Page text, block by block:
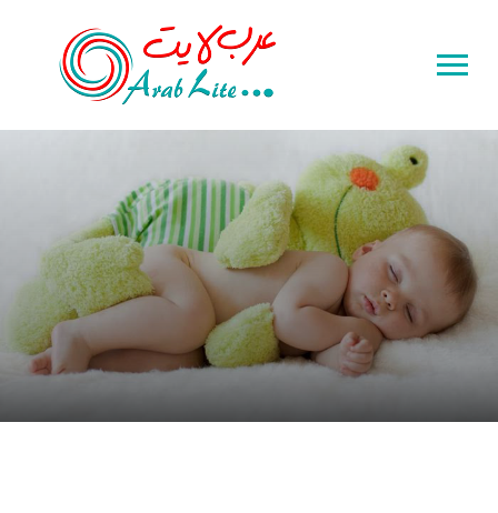
Toggle
&
navigation